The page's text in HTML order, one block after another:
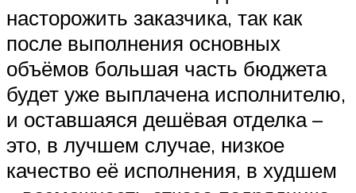
насторожить заказчика, так как
после выполнения основных
объёмов большая часть бюджета
будет уже выплачена исполнителю,
и оставшаяся дешёвая отделка –
это, в лучшем случае, низкое
качество её исполнения, в худшем